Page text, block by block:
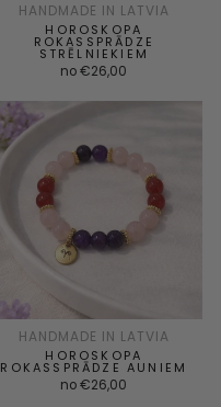
HANDMADE IN LATVIA
HOROSKOPA
ROKASSPRĀDZE
STRĒLNIEKIEM
no €26,00
HANDMADE IN LATVIA
HOROSKOPA
ROKASSPRĀDZE AUNIEM
no €26,00